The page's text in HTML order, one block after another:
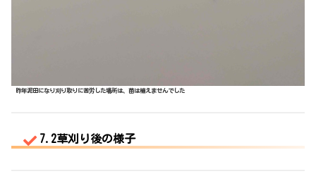
昨年泥田になり刈り取りに苦労した場所は、苗は植えませんでした
7.2草刈り後の様子